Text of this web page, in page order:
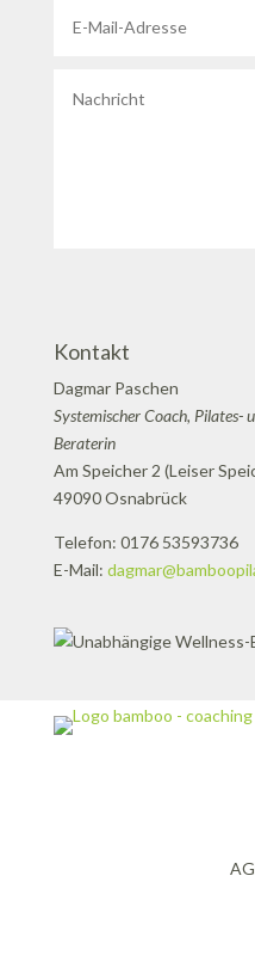
Kontakt
Dagmar Paschen
Systemischer Coach, Pilates-
Beraterin
Am Speicher 2 (Leiser
49090 Osnabrück
Telefon: 0176 53593736
E-Mail: